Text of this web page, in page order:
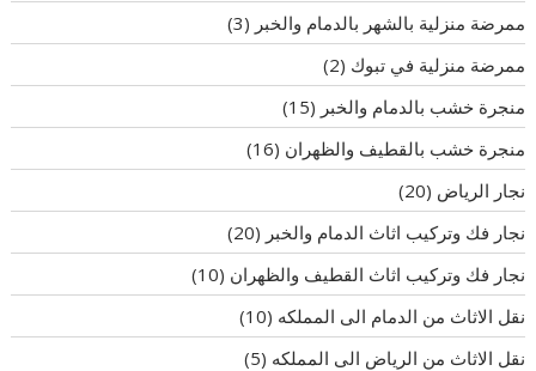
ممرضة منزلية بالشهر بالدمام والخبر (3)
ممرضة منزلية في تبوك (2)
منجرة خشب بالدمام والخبر (15)
منجرة خشب بالقطيف والظهران (16)
نجار الرياض (20)
نجار فك وتركيب اثاث الدمام والخبر (20)
نجار فك وتركيب اثاث القطيف والظهران (10)
نقل الاثاث من الدمام الى المملكه (10)
نقل الاثاث من الرياض الى المملكه (5)